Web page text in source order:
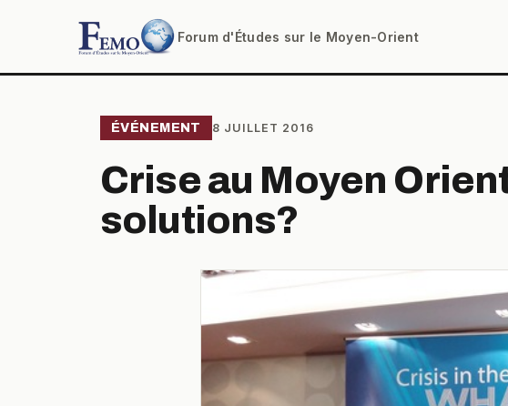
Forum d'Études sur le Moyen-Orient
ÉVÉNEMENT 8 JUILLET 2016
Crise au Moyen
solutions?